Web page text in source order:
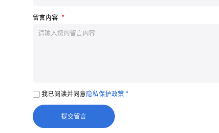
留言内容 *
我已阅读并同意 隐私保护政策 *